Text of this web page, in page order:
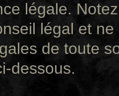
légale.
légal et
de toute
dessous.